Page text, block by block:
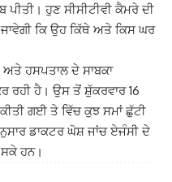
ਹੁਣ ਸੀਸੀਟੀਵੀ ਕੈਮਰੇ ਦੀ
ਕਿ ਉਹ ਕਿੱਥੇ ਅਤੇ ਕਿਸ ਘਰ
ਹਸਪਤਾਲ ਦੇ ਸਾਬਕਾ
ਰਹੀ ਹੈ। ਉਸ ਤੋਂ ਸ਼ੁੱਕਰਵਾਰ 16
ਗਈ ਤੇ ਵਿੱਚ ਕੁਝ ਸਮਾਂ ਛੁੱਟੀ
ਡਾਕਟਰ ਘੋਸ਼ ਜਾਂਚ ਏਜੰਸੀ ਦੇ
ਸਕੇ ਹਨ।